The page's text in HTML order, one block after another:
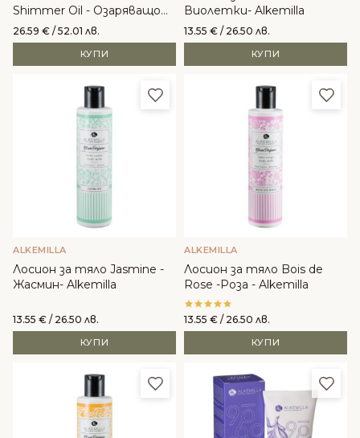
Shimmer Oil - Oзаряващо
сухо масло с блестящи
частици
26.59 € / 52.01 лв.
КУПИ
Виолетки- Alkemilla
13.55 € / 26.50 лв.
КУПИ
Добави в любими
ALKEMILLA
Лосион за тяло Jasmine -
Жасмин- Alkemilla
13.55 € / 26.50 лв.
КУПИ
ALKEMILLA
Лосион за тяло Bois de
Rose -Роза - Alkemilla
13.55 € / 26.50 лв.
КУПИ
Добави в любими